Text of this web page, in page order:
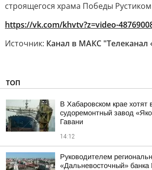
строящегося храма Победы
https://vk.com/khvtv?z=video-
Источник: Канал в МАКС "Телеканал
ТОП
В Хабаровском крае хотят
судоремонтный завод
Гавани
14:12
Руководителем
«Дальневосточный»